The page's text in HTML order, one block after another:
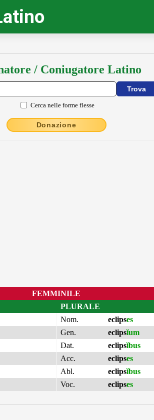
/ Coniugatore Latino
Cerca nelle forme flesse
Donazione
FEMMINILE
PLURALE
Nom.
eclipses
Gen.
eclipsĭum
Dat.
eclipsĭbus
Acc.
eclipses
Abl.
eclipsĭbus
Voc.
eclipses